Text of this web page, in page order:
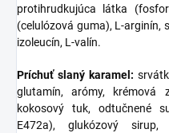
protihrudkujúca látka
(celulózová guma), L-arginín,
izoleucín, L-valín.
Príchuť slaný karamel:
glutamín, arómy, krémová
kokosový tuk, odtučnené
E472a), glukózový sirup,